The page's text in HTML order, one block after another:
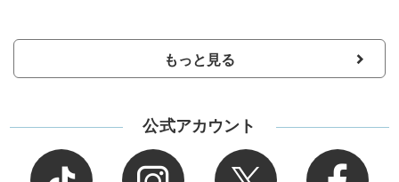
もっと見る
公式アカウント